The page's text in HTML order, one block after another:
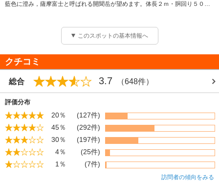
藍色に澄み，薩摩富士と呼ばれる開聞岳が望めます。体長２ｍ・胴回り５０ｃ
このスポットの基本情報へ
クチコミ
総合 3.7 （648件）
評価分布
20％
(127件)
45％
(292件)
30％
(197件)
4％
(25件)
1％
(7件)
訪問者の傾向をみる